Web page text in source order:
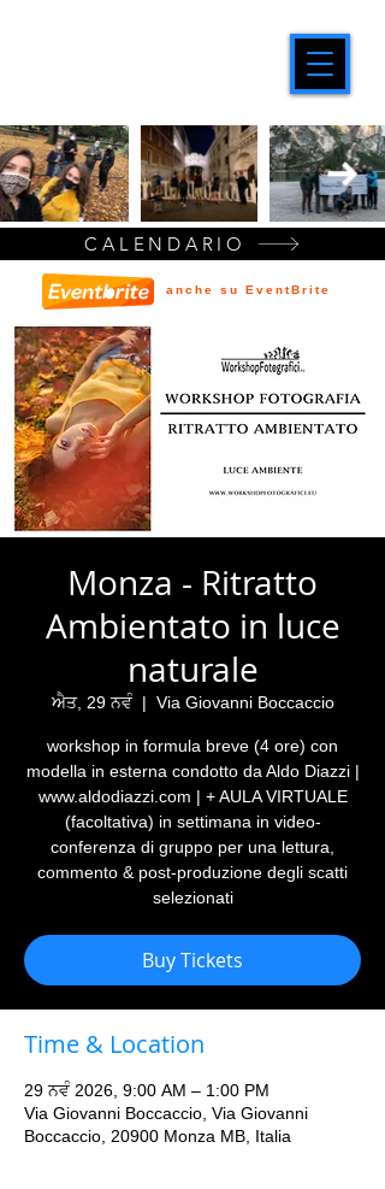
Monza - Ritratto
Ambientato in luce
naturale
ਐਤ, 29 ਨਵੰ
  |
Via Giovanni Boccaccio
workshop in formula breve (4 ore) con
modella in esterna condotto da Aldo Diazzi |
www.aldodiazzi.com | + AULA VIRTUALE
(facoltativa) in settimana in video-
conferenza di gruppo per una lettura,
commento & post-produzione degli scatti
selezionati
Buy Tickets
Time & Location
29 ਨਵੰ 2026, 9:00 AM – 1:00 PM
Via Giovanni Boccaccio, Via Giovanni
Boccaccio, 20900 Monza MB, Italia
CALENDARIO
anche su EventBrite